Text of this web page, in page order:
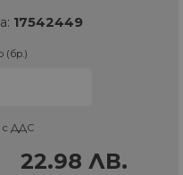
17542449
(бр.)
с ДДС
22.98 ЛВ.